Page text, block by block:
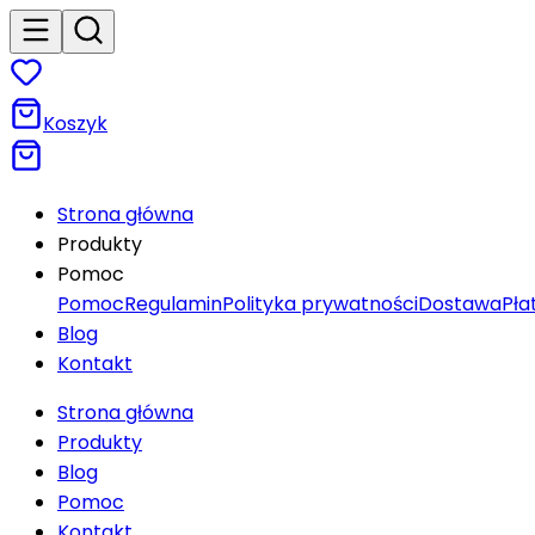
Koszyk
Strona główna
Produkty
Pomoc
PomocRegulaminPolityka prywatnościDostawa
Blog
Kontakt
Strona główna
Produkty
Blog
Pomoc